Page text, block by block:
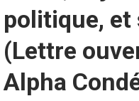
politique,
(Lettre
Alpha